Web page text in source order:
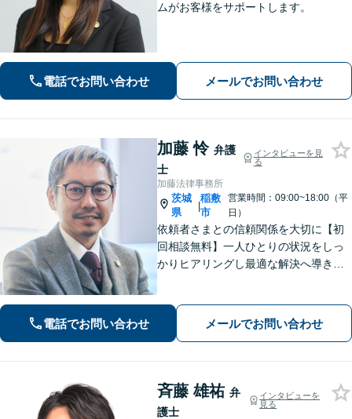
ムがお客様をサポートします。
電話でお問い合わせ メールでお問い合わせ
加藤 怜 弁護
士
インタビューを見
る
加藤法律事務所
茨城
県
|
稲敷
市
営業時間：09:00~18:00（平
日）
依頼者さまとの信頼関係を大切に【初
回相談無料】一人ひとりの状況をしっ
かりヒアリングし最適な解決へ導きま
応／見通しや方針を明確に提案／弁護
士費用もわかりやすく説明【夜間相談
電話でお問い合わせ メールでお問い合わせ
斉藤 雄祐 弁
護士
インタビューを
見る